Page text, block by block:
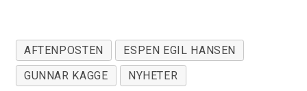
AFTENPOSTEN
ESPEN EGIL HANSEN
GUNNAR KAGGE
NYHETER